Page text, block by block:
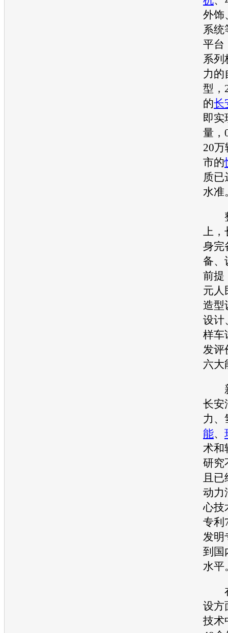
外饰
系统
平台
系列
力的
型
的长
即实
量，
20
市的
质已
水准
整
上，
身完
备、
前提
元人
造型
设计
样车
发评
六大
新
长安
力、
能、
术和
研究
且已
动力
心技
专利
发明
到国
水平
在
设方
技术